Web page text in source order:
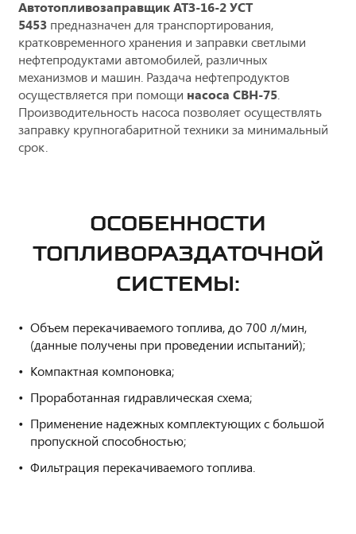
Автотопливозаправщик АТЗ-16-2 УСТ
5453 предназначен для транспортирования,
кратковременного хранения и заправки светлыми
нефтепродуктами автомобилей, различных
механизмов и машин. Раздача нефтепродуктов
осуществляется при помощи насоса СВН-75
Производительность насоса позволяет осуществлять
заправку крупногабаритной техники за минимальный
срок.
ОСОБЕННОСТИ
ТОПЛИВОРАЗДАТОЧНОЙ
СИСТЕМЫ:
Объем перекачиваемого топлива, до 700 л/мин,
(данные получены при проведении испытаний);
Компактная компоновка;
Проработанная гидравлическая схема;
Применение надежных комплектующих с большой
пропускной способностью;
Фильтрация перекачиваемого топлива.